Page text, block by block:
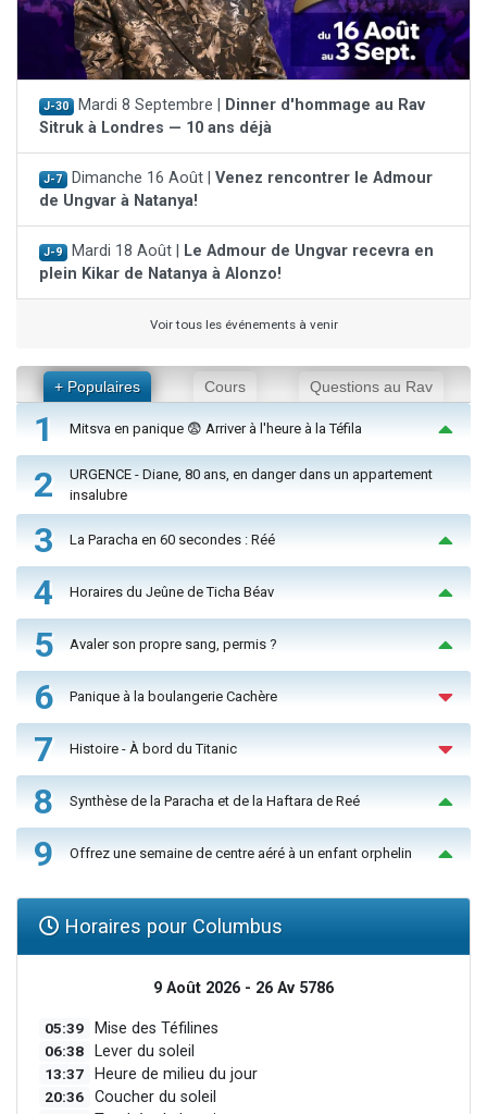
J-30 Mardi 8 Septembre |
Dinner d'hommage au Rav
Sitruk à Londres — 10 ans déjà
J-7 Dimanche 16 Août | Venez rencontrer le Admour
de Ungvar à Natanya!
J-9 Mardi 18 Août |
Le Admour de Ungvar recevra en
plein Kikar de Natanya à Alonzo!
Voir tous les événements à venir
+ Populaires Cours Questions au Rav
1 Mitsva en panique 😨 Arriver à l'heure à la Téfila
2
URGENCE - Diane, 80 ans, en danger dans un appartement
insalubre
3 La Paracha en 60 secondes : Réé
4 Horaires du Jeûne de Ticha Béav
5 Avaler son propre sang, permis ?
6 Panique à la boulangerie Cachère
7 Histoire - À bord du Titanic
8 Synthèse de la Paracha et de la Haftara de Reé
9 Offrez une semaine de centre aéré à un enfant orphelin
Horaires pour Columbus
9 Août 2026 - 26 Av 5786
05:39 Mise des Téfilines
06:38 Lever du soleil
13:37 Heure de milieu du jour
20:36 Coucher du soleil